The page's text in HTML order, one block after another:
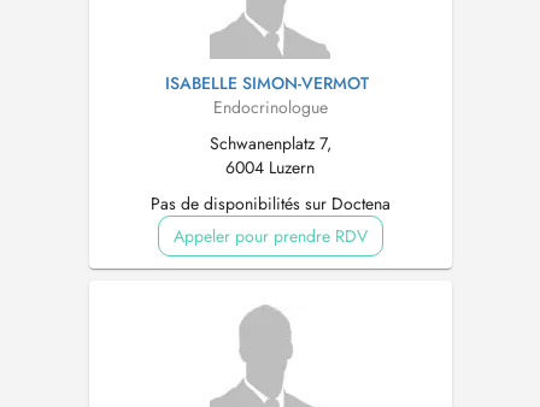
ISABELLE SIMON-VERMOT
Endocrinologue
Schwanenplatz 7,
6004 Luzern
Pas de disponibilités sur Doctena
Appeler pour prendre RDV